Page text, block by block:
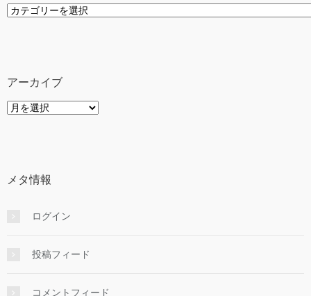
カ
アーカイブ
ア
メタ情報
ログイン
投稿フィード
コメントフィード